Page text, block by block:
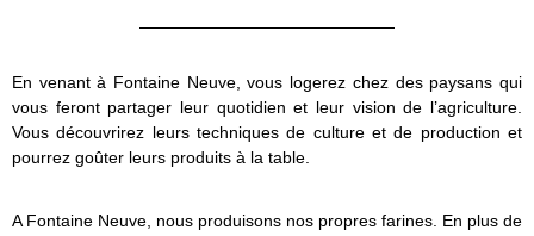
En venant à Fontaine Neuve, vous logerez chez des paysans qui
vous feront partager leur quotidien et leur vision de l’agriculture.
Vous découvrirez leurs techniques de culture et de production et
pourrez goûter leurs produits à la table.
A Fontaine Neuve, nous produisons nos propres farines. En plus de